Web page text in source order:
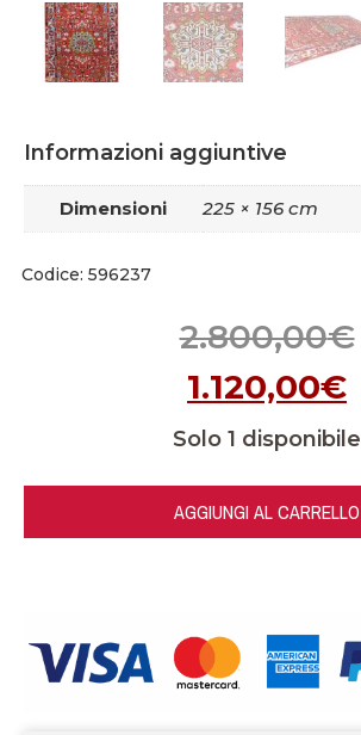
Informazioni aggiuntive
Dimensioni 225 × 156 cm
Codice: 596237
2.800,00€
1.120,00€
Solo 1 disponibile
AGGIUNGI AL CARRELLO